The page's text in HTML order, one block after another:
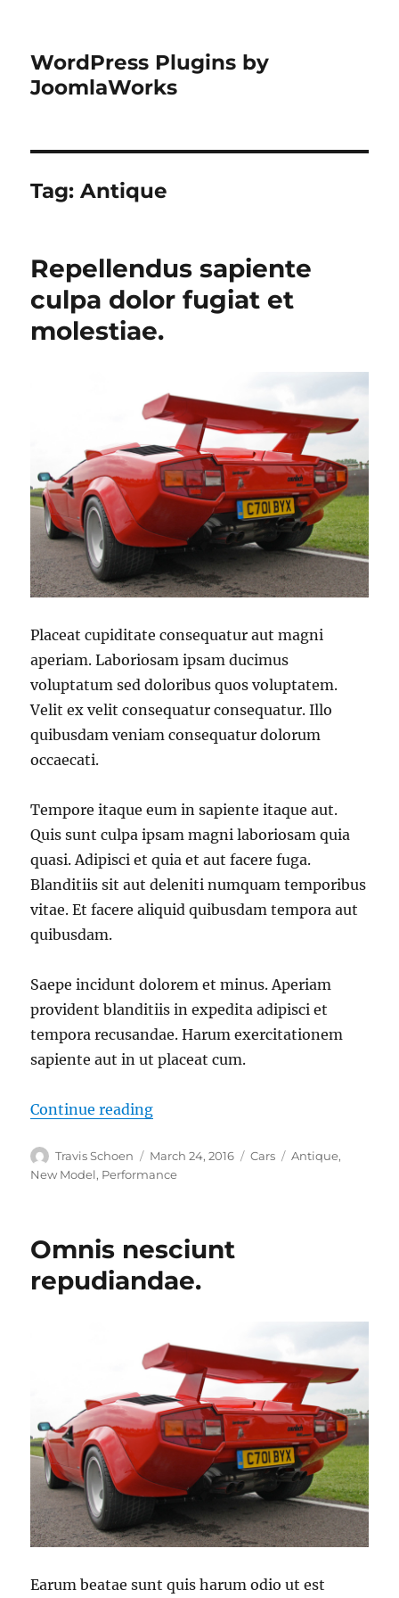
WordPress Plugins by
JoomlaWorks
Tag:Antique
Repellendus sapiente
culpa dolor fugiat et
molestiae.
Placeat cupiditate consequatur aut magni
aperiam. Laboriosam ipsam ducimus
voluptatum sed doloribus quos voluptatem.
Velit ex velit consequatur consequatur. Illo
quibusdam veniam consequatur dolorum
occaecati.
Tempore itaque eum in sapiente itaque aut.
Quis sunt culpa ipsam magni laboriosam quia
quasi. Adipisci et quia et aut facere fuga.
Blanditiis sit aut deleniti numquam temporibus
vitae. Et facere aliquid quibusdam tempora aut
quibusdam.
Saepe incidunt dolorem et minus. Aperiam
provident blanditiis in expedita adipisci et
tempora recusandae. Harum exercitationem
sapiente aut in ut placeat cum.
Continue reading“Repellendus sapiente culpa
Author
Travis Schoen
Posted
on
March 24, 2016 Categories
Cars Tags
Antique,
New Model, Performance
Omnis nesciunt
repudiandae.
Earum beatae sunt quis harum odio ut est